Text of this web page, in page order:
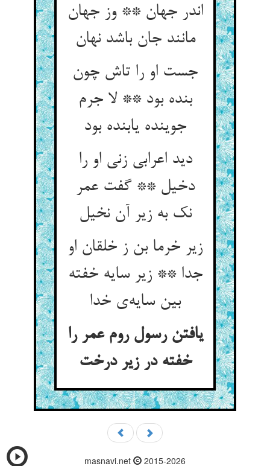
اندر جهان ** وز جهان
مانند جان باشد نهان‌‌
جست او را تاش چون
بنده بود ** لا جرم
جوینده یابنده بود
دید اعرابی زنی او را
دخیل ** گفت عمر
نک به زیر آن نخیل‌‌
زیر خرما بن ز خلقان او
جدا ** زیر سایه خفته
بین سایه‌‌ی خدا
یافتن رسول روم عمر را
خفته در زیر درخت‌‌
masnavi.net 2015-2026